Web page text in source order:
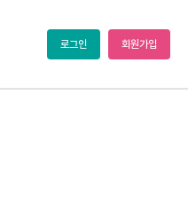
로그인 회원가입